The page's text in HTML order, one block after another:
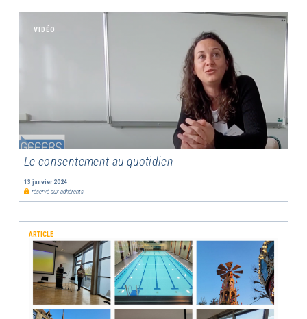
VIDÉO
Le consentement au quotidien
13 janvier 2024
réservé aux adhérents
ARTICLE